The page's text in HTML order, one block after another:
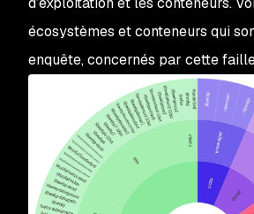
écosystèmes et conteneurs qui
enquête, concernés par cette